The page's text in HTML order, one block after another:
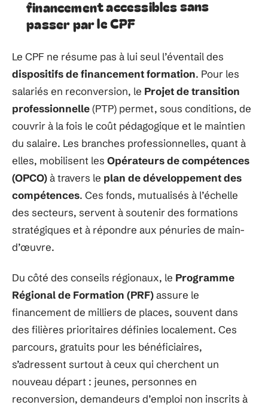
financement accessibles sans
passer par le CPF
Le CPF ne résume pas à lui seul l’éventail des
dispositifs de financement formation. Pour les
salariés en reconversion, le Projet de transition
professionnelle(PTP) permet, sous conditions, de
couvrir à la fois le coût pédagogique et le maintien
du salaire. Les branches professionnelles, quant à
elles, mobilisent les Opérateurs de compétences
(OPCO)à travers le plan de développement des
compétences. Ces fonds, mutualisés à l’échelle
des secteurs, servent à soutenir des formations
stratégiques et à répondre aux pénuries de main-
d’œuvre.
Du côté des conseils régionaux, le Programme
Régional de Formation (PRF)assure le
financement de milliers de places, souvent dans
des filières prioritaires définies localement. Ces
parcours, gratuits pour les bénéficiaires,
s’adressent surtout à ceux qui cherchent un
nouveau départ : jeunes, personnes en
reconversion, demandeurs d’emploi non inscrits à